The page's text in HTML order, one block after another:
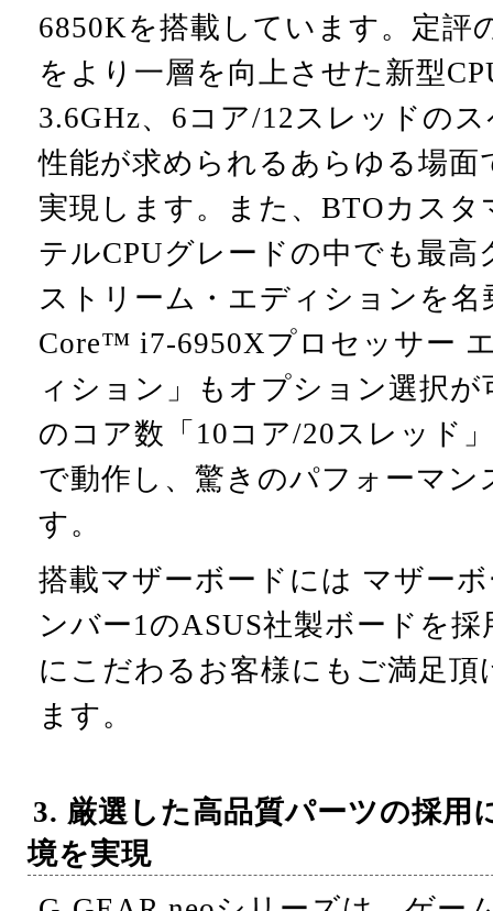
6850Kを搭載しています。定評
をより一層を向上させた新型
3.6GHz、6コア/12スレッドの
性能が求められるあらゆる場面
実現します。また、BTOカス
テルCPUグレードの中でも最
ストリーム・エディションを
Core™ i7-6950Xプロセッサー
ィション」もオプション選択
のコア数「10コア/20スレッド
で動作し、驚きのパフォーマン
す。
搭載マザーボードには マザー
ンバー1のASUS社製ボードを
にこだわるお客様にもご満足
ます。
3. 厳選した高品質パーツの採用
境を実現